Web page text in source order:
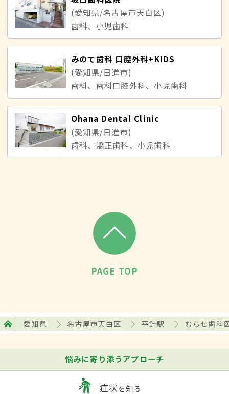
(愛知県/名古屋市天白区)
歯科、小児歯科
みのて歯科 口腔外科+KIDS
(愛知県/日進市)
歯科、歯科口腔外科、小児歯科
Ohana Dental Clinic
(愛知県/日進市)
歯科、矯正歯科、小児歯科
PAGE TOP
愛知県 名古屋市天白区 平針駅 むらせ歯科
悩みに寄り添うアプローチ
症状を知る